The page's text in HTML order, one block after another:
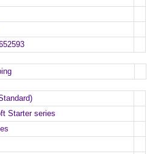
Starter series